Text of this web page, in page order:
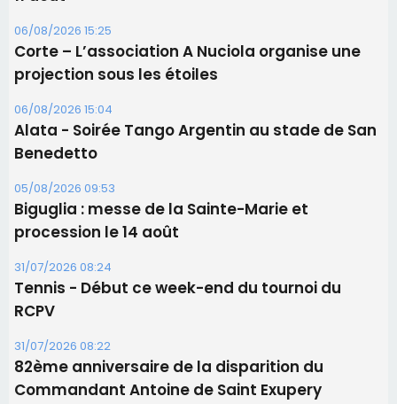
05/08/2026 09:53
Biguglia : messe de la Sainte-Marie et
procession le 14 août
31/07/2026 08:24
Tennis - Début ce week-end du tournoi du
RCPV
31/07/2026 08:22
82ème anniversaire de la disparition du
Commandant Antoine de Saint Exupery
Les plus lus
Satine Nomary est la nouvelle Miss Corse 2026
Éclipse du 12 août : la Corse aux premières loges
d'un spectacle qui ne reviendra pas avant 2081